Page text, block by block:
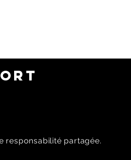
responsabilité partagée.